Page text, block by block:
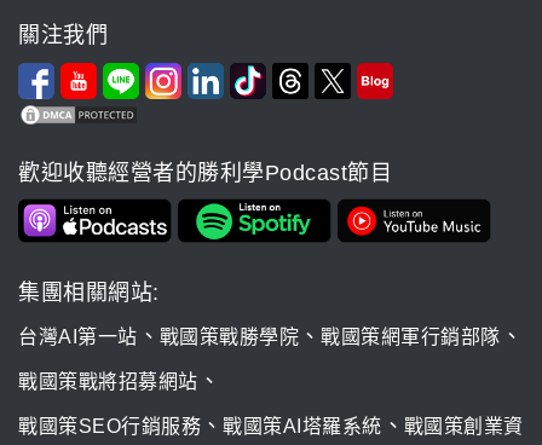
關注我們
歡迎收聽經營者的勝利學Podcast節目
集團相關網站:
台灣AI第一站 、 戰國策戰勝學院 、 戰國策網軍行銷部隊 、
戰國策戰將招募網站 、
戰國策SEO行銷服務 、 戰國策AI塔羅系統 、 戰國策創業資